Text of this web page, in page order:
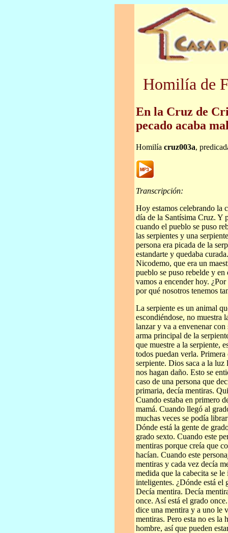
Homilía de
En la Cruz de
pecado acaba
Homilía cruz003a,
Transcripción:
Hoy estamos celebrando la
día de la Santísima Cruz. Y
cuando el pueblo se puso
las serpientes y una
persona era picada de la
estandarte y quedaba
Nicodemo, que era un
pueblo se puso rebelde y
vamos a encender hoy.
por qué nosotros tenemos
La serpiente es un animal
escondiéndose, no muestra
lanzar y va a envenenar
arma principal de la
que muestre a la serpiente,
todos puedan verla. Primera
serpiente. Dios saca a la
nos hagan daño. Esto se
caso de una persona que
primaria, decía mentiras.
Cuando estaba en primero
mamá. Cuando llegó al
muchas veces se podía
Dónde está la gente de
grado sexto. Cuando este
mentiras porque creía que
hacían. Cuando este
mentiras y cada vez decía
medida que la cabecita se
inteligentes. ¿Dónde está el
Decía mentira. Decía
once. Así está el grado
dice una mentira y a uno le
mentiras. Pero esta no es la
hombre, así que pueden